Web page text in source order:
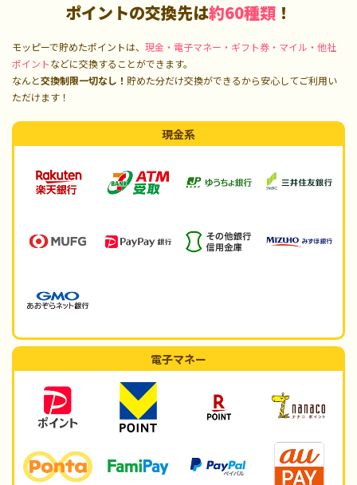
ポイントの交換先は約60種類 ！
モッピーで貯めたポイントは、 現金・電子マネー・ギフト券・マイル・他社
ポイントなどに交換することができます。
なんと交換制限一切なし！ 貯めた分だけ交換ができるから安心してご利用い
ただけます！
現金系
電子マネー